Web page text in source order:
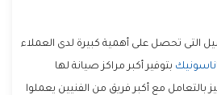
التى تحصل على أهمية كبيرة لدى العملاء
بتوفير أكبر مراكز صيانة لها
بالتعامل مع أكبر فريق من الفنيين يعملوا